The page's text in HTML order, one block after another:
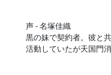
声 - 名塚佳織
黒の妹で契約者。彼と
活動していたが天国門